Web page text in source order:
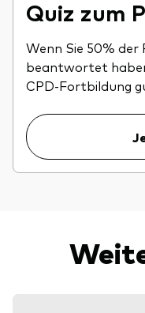
Quiz zum
Wenn Sie 50% der
beantwortet
CPD-Fortbildung